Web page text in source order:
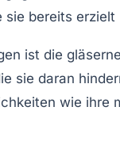
sie bereits
ist die
sie daran
wie ihre